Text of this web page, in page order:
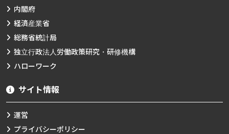
内閣府
経済産業省
総務省統計局
独立行政法人労働政策研究・研修機構
ハローワーク
サイト情報
運営
プライバシーポリシー